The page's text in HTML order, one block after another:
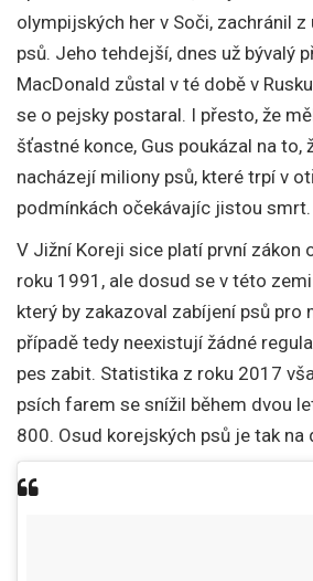
olympijských her v Soči, zachránil
psů. Jeho tehdejší, dnes už bývalý
MacDonald zůstal v té době v
se o pejsky postaral. I přesto, že
šťastné konce, Gus poukázal na to,
nacházejí miliony psů, které trpí v
podmínkách očekávajíc jistou smrt.
V Jižní Koreji sice platí první zákon
roku 1991, ale dosud se v této
který by zakazoval zabíjení psů pro
případě tedy neexistují žádné
pes zabit. Statistika z roku 2017
psích farem se snížil během dvou
800. Osud korejských psů je tak na